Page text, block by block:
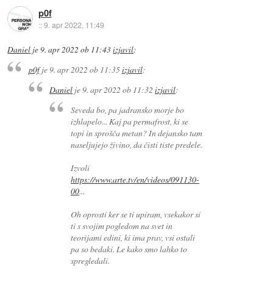
p0f
::9. apr 2022, 11:49
Daniel je 9. apr 2022 ob 11:43izjavil:
p0fje9. apr 2022 ob 11:35izjavil:
Daniel je 9. apr 2022 ob 11:32izjavil:
Seveda bo, pa jadransko morje bo
izhlapelo... Kaj pa permafrost, ki se
topi in sprošča metan? In dejansko tam
naseljujejo živino, da čisti tiste predele.
Izvoli
https://www.arte.tv/en/videos/091130-
00...
Oh oprosti ker se ti upiram, vsekakor si
ti s svojim pogledom na svet in
teorijami edini, ki ima prav, vsi ostali
pa so bedaki. Le kako smo lahko to
spregledali.